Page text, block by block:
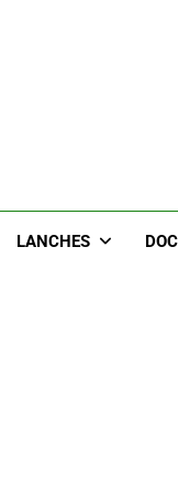
LANCHES